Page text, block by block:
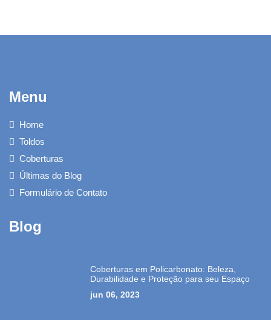
Menu
Home
Toldos
Coberturas
Últimas do Blog
Formulário de Contato
Blog
Coberturas em Policarbonato: Beleza,
Durabilidade e Proteção para seu Espaço
jun 06, 2023